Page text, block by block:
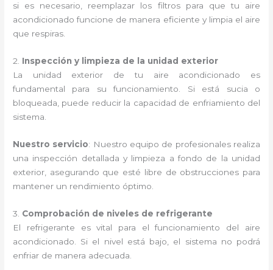
si es necesario, reemplazar los filtros para que tu aire
acondicionado funcione de manera eficiente y limpia el aire
que respiras.
2. Inspección y limpieza de la unidad exterior
La unidad exterior de tu aire acondicionado es
fundamental para su funcionamiento. Si está sucia o
bloqueada, puede reducir la capacidad de enfriamiento del
sistema.
Nuestro servicio: Nuestro equipo de profesionales realiza
una inspección detallada y limpieza a fondo de la unidad
exterior, asegurando que esté libre de obstrucciones para
mantener un rendimiento óptimo.
3. Comprobación de niveles de refrigerante
El refrigerante es vital para el funcionamiento del aire
acondicionado. Si el nivel está bajo, el sistema no podrá
enfriar de manera adecuada.